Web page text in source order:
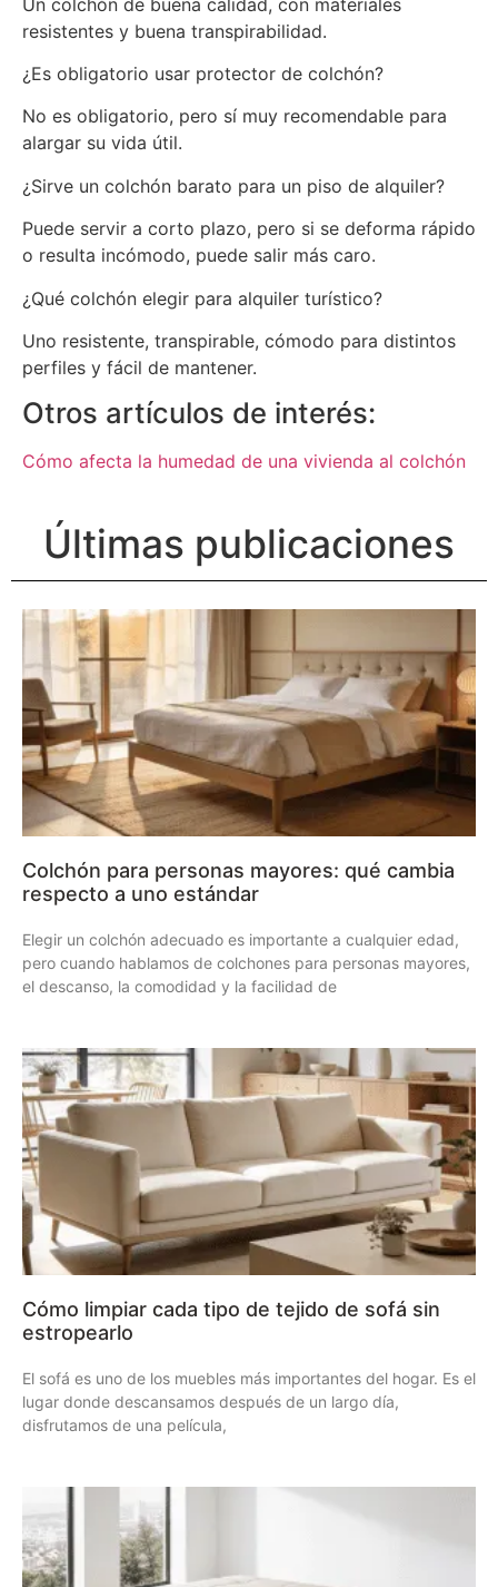
resistentes y buena transpirabilidad.
¿Es obligatorio usar protector de colchón?
No es obligatorio, pero sí muy recomendable para
alargar su vida útil.
¿Sirve un colchón barato para un piso de alquiler?
Puede servir a corto plazo, pero si se deforma rápido
o resulta incómodo, puede salir más caro.
¿Qué colchón elegir para alquiler turístico?
Uno resistente, transpirable, cómodo para distintos
perfiles y fácil de mantener.
Otros artículos de interés:
Cómo afecta la humedad de una vivienda al colchón
Últimas publicaciones
Colchón para personas mayores: qué cambia
respecto a uno estándar
Elegir un colchón adecuado es importante a cualquier edad,
pero cuando hablamos de colchones para personas mayores,
el descanso, la comodidad y la facilidad de
Cómo limpiar cada tipo de tejido de sofá sin
estropearlo
El sofá es uno de los muebles más importantes del hogar. Es el
lugar donde descansamos después de un largo día,
disfrutamos de una película,